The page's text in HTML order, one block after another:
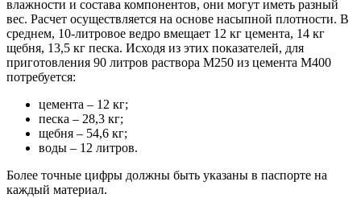
влажности и состава компонентов, они могут иметь разный
вес. Расчет осуществляется на основе насыпной плотности. В
среднем, 10-литровое ведро вмещает 12 кг цемента, 14 кг
щебня, 13,5 кг песка. Исходя из этих показателей, для
приготовления 90 литров раствора М250 из цемента М400
потребуется:
цемента – 12 кг;
песка – 28,3 кг;
щебня – 54,6 кг;
воды – 12 литров.
Более точные цифры должны быть указаны в паспорте на
каждый материал.